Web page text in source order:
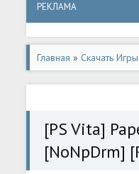
РЕКЛАМА
Главная » Скачать
консолей»Игры для
[PS Vita]
[NoNpDrm]